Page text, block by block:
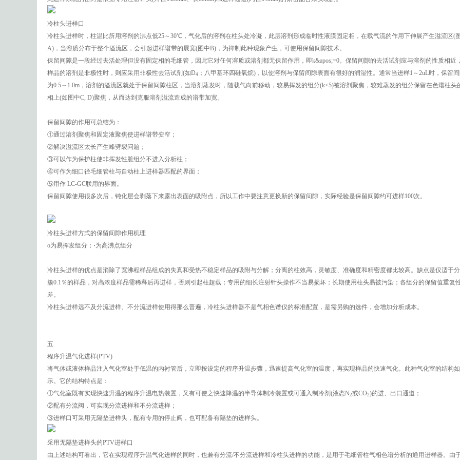
冷柱头进样口
冷柱头进样时，柱温比所用溶剂的沸点低25～30℃，气化后的溶剂在柱头处冷凝，此层溶剂形成临时性液膜固定相，在载气流的作用下伸展产生溢流区(
A)，当溶质分布于整个溢流区，会引起进样谱带的展宽(图中B)，为抑制此种现象产生，可使用保留间隙技术。
保留间隙是一段经过去活处理但没有固定相的毛细管，因此它对任何溶质或溶剂都无保留作用，即k&apos;=0。保留间隙的去活试剂应与溶剂的性质相近
样品的溶剂是非极性时，则应采用非极性去活试剂(如D4 ；八甲基环四硅氧烷)，以使溶剂与保留间隙表面有很好的润湿性。通常当进样1～2uL时，保留
为0.5～1.0m，溶剂的溢流区就处于保留间隙柱区，当溶剂蒸发时，随载气向前移动，较易挥发的组分(k<5)被溶剂聚焦，较难蒸发的组分保留在色谱柱头
相上(如图中C, D)聚焦，从而达到克服溶剂溢流造成的谱带加宽。
保留间隙的作用可总结为：
①通过溶剂聚焦和固定液聚焦使进样谱带变窄；
②解决溢流区太长产生峰劈裂问题；
③可以作为保护柱使非挥发性脏组分不进入分析柱；
④可作为细口径毛细管柱与自动柱上进样器匹配的界面；
⑤用作 LC-GC联用的界面。
保留间隙使用很多次后，钝化层会剥落下来露出表面的吸附点，所以工作中要注意更换新的保留间隙，实际经验是保留间隙约可进样100次。
冷柱头进样方式的保留间隙作用机理
o为易挥发组分； ·为高沸点组分
冷柱头进样的优点是消除了宽沸程样品组成的失真和受热不稳定样品的吸附与分解；分离的柱效高，灵敏度、准确度和精密度都比较高。缺点是仅适于
簇0.1％的样品，对高浓度样品需稀释后再进样，否则引起柱超载；专用的细长注射针头操作不当易损坏；长期使用柱头易被污染；各组分的保留值重复
差。
冷柱头进样远不及分流进样、不分流进样使用得那么普遍，冷柱头进样器不是气相色谱仪的标准配置，是需另购的选件，会增加分析成本。
五
程序升温气化进样(PTV)
将气体或液体样品注入气化室处于低温的内衬管后，立即按设定的程序升温步骤，迅速提高气化室的温度，再实现样品的快速气化。此种气化室的结构
示。它的结构特点是：
①气化室既有实现快速升温的程序升温电热装置，又有可使之快速降温的半导体制冷装置或可通入制冷剂(液态N2或CO2)的进、出口通道；
②配有分流阀，可实现分流进样和不分流进样；
③进样口可采用无隔垫进样头，配有专用的停止阀，也可配备有隔垫的进样头。
采用无隔垫进样头的PTV进样口
由上述结构可看出，它在实现程序升温气化进样的同时，也兼有分流/不分流进样和冷柱头进样的功能，是用于毛细管柱气相色谱分析的通用进样器。由